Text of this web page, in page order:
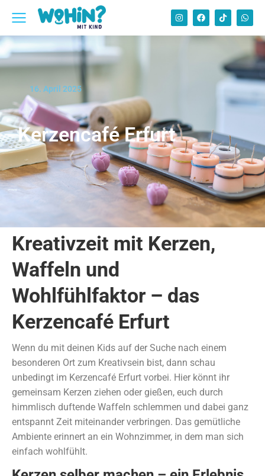
16. April 2025
Kerzencafé Erfurt
Kreativzeit mit Kerzen,
Waffeln und
Wohlfühlfaktor – das
Kerzencafé Erfurt
Wenn du mit deinen Kids auf der Suche nach einem
besonderen Ort zum Kreativsein bist, dann schau
unbedingt im Kerzencafé Erfurt vorbei. Hier könnt ihr
gemeinsam Kerzen ziehen oder gießen, euch durch
himmlisch duftende Waffeln schlemmen und dabei ganz
entspannt Zeit miteinander verbringen. Das gemütliche
Ambiente erinnert an ein Wohnzimmer, in dem man sich
einfach wohlfühlt.